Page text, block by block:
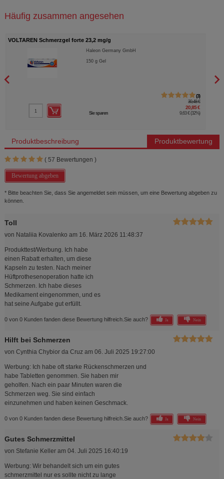
Häufig zusammen angesehen
VOLTAREN Schmerzgel forte 23,2 mg/g
Haleon Germany GmbH
150g Gel
3
30,48 €
20,85 €
Sie sparen 9,63 € (32%)
Produktbeschreibung Produktbewertung
( 57 Bewertungen )
Bewertung abgeben
* Bitte beachten Sie, dass Sie angemeldet sein müssen, um eine Bewertung abgeben zu
können.
Toll
von Nataliia Kovalenko am 16. März 2026 11:48:37
Produkttest/Werbung. Ich habe
einen Rabatt erhalten, um diese
Kapseln zu testen. Nach meiner
Hüftprothesenoperation hatte ich
Schmerzen. Ich habe dieses
Medikament eingenommen, und es
hat seine Aufgabe gut erfüllt.
0 von 0 Kunden fanden diese Bewertung hilfreich. Sie auch? Ja Nein
Hilft bei Schmerzen
von Cynthia Chybior da Cruzam 06. Juli 2025 19:27:00
Werbung: Ich habe oft starke Rückenschmerzen und
habe Tabletten genommen. Sie haben mir
geholfen. Nach ein paar Minuten waren die
Schmerzen weg. Sie sind einfach
einzunehmen und haben keinen Geschmack.
0 von 0 Kunden fanden diese Bewertung hilfreich. Sie auch? Ja Nein
Gutes Schmerzmittel
von Stefanie Kelleram 04. Juli 2025 16:40:19
Werbung: Wir behandelt sich um ein gutes
schmerzmittel nur es sollte nicht zu lange